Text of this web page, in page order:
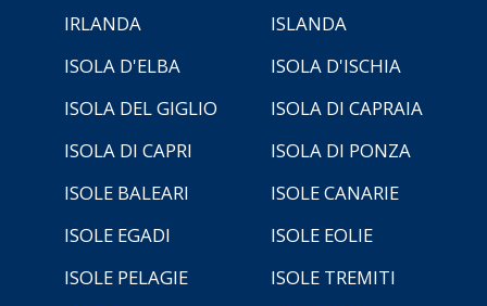
IRLANDA
ISLANDA
ISOLA D'ELBA
ISOLA D'ISCHIA
ISOLA DEL GIGLIO
ISOLA DI CAPRAIA
ISOLA DI CAPRI
ISOLA DI PONZA
ISOLE BALEARI
ISOLE CANARIE
ISOLE EGADI
ISOLE EOLIE
ISOLE PELAGIE
ISOLE TREMITI